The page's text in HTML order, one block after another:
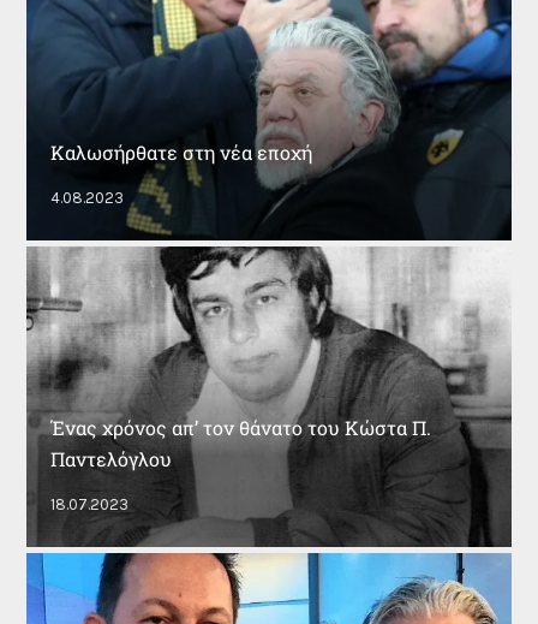
Καλωσήρθατε στη νέα εποχή
4.08.2023
Ένας χρόνος απ’ τον θάνατο του Κώστα Π.
Παντελόγλου
18.07.2023